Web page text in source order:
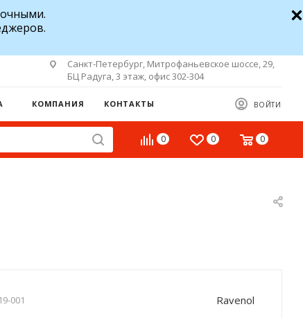
Санкт-Петербург, Митрофаньевское шоссе, 29,
БЦ Радуга, 3 этаж, офис 302-304
ВОЙТИ
КОМПАНИЯ КОНТАКТЫ
0 0 0
001 Ravenol